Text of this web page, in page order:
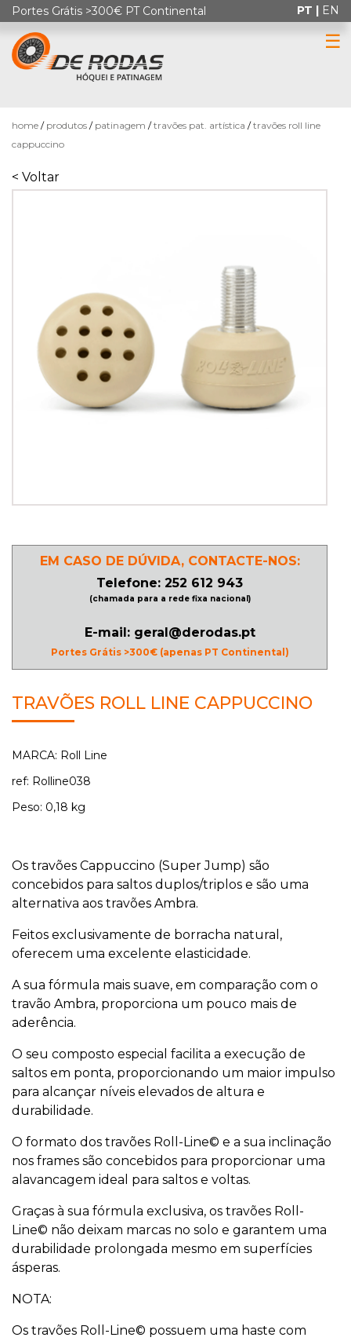
Portes Grátis >300€ PT Continental
PATINAGEM
PATINAGEM
LINHA
SKATES
☰
PT | EN
home produtos patinagem travões pat. artística
travões roll line
cappuccino
< Voltar
EM CASO DE DÚVIDA, CONTACTE-NOS:
Telefone: 252 612 943
(chamada para a rede fixa nacional)
E-mail: geral@derodas.pt
Portes Grátis >300€ (apenas PT Continental)
TRAVÕES ROLL LINE CAPPUCCINO
MARCA: Roll Line
ref: Rolline038
Peso: 0,18 kg
Os travões Cappuccino (Super Jump) são
concebidos para saltos duplos/triplos e são uma
alternativa aos travões Ambra.
Feitos exclusivamente de borracha natural,
oferecem uma excelente elasticidade.
A sua fórmula mais suave, em comparação com o
travão Ambra, proporciona um pouco mais de
aderência.
O seu composto especial facilita a execução de
saltos em ponta, proporcionando um maior impulso
para alcançar níveis elevados de altura e
durabilidade.
O formato dos travões Roll-Line© e a sua inclinação
nos frames são concebidos para proporcionar uma
alavancagem ideal para saltos e voltas.
Graças à sua fórmula exclusiva, os travões Roll-
Line© não deixam marcas no solo e garantem uma
durabilidade prolongada mesmo em superfícies
ásperas.
NOTA:
Os travões Roll-Line© possuem uma haste com